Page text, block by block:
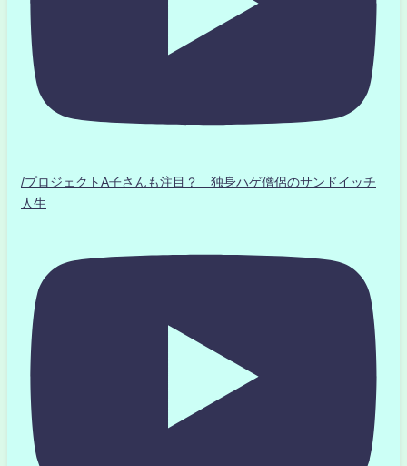
/プロジェクトA子さんも注目？ 独身ハゲ僧侶のサンドイッチ
人生